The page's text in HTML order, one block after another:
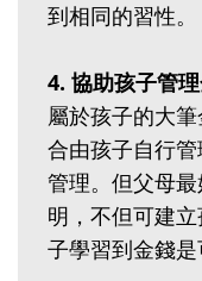
到相同的習性。
4. 協助孩子管理
屬於孩子的大
合由孩子自行
管理。但父母
明，不但可建
子學習到金錢是